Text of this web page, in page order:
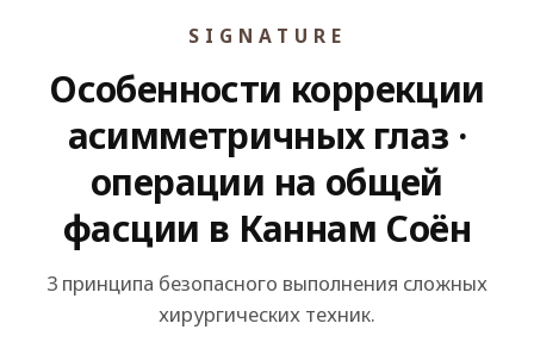
SIGNATURE
Особенности коррекции
асимметричных глаз ·
операции на общей
фасции в Каннам Соён
3 принципа безопасного выполнения сложных
хирургических техник.